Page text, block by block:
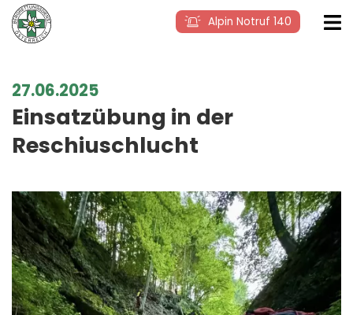
Alpin Notruf 140
27.06.2025
Einsatzübung in der
Reschiuschlucht